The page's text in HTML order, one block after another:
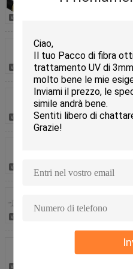
Cavi SDI 12g
di prolunga 3G
Cavo di SDI
tamburo della
Sdi Cable 300m
Mini 3G/HD -
con la